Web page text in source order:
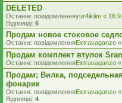
DELETED
Останнє повідомленняyur4iklim «
Відповіді: 6
Продам новое стоковое
Останнє повідомленняExtravaganzo «
Продам комплект втулок
Останнє повідомленняExtravaganzo «
Продам; Вилка,
фонарик
Останнє повідомленняExtravaganzo «
Відповіді: 4